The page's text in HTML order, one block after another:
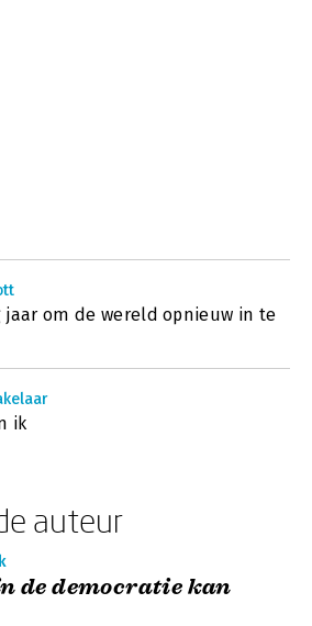
jaar om de wereld opnieuw in te
ik
auteur
de democratie kan